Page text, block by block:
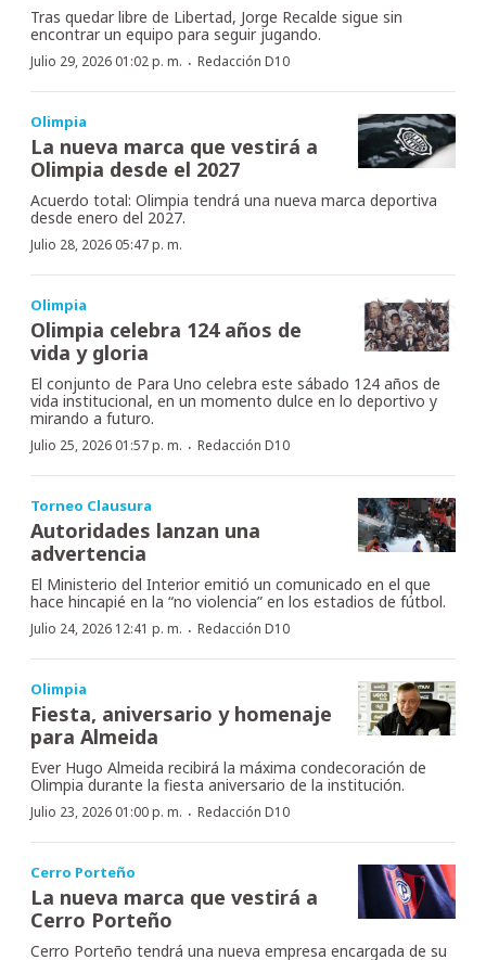
Tras quedar libre de Libertad, Jorge Recalde sigue sin
encontrar un equipo para seguir jugando.
Julio 29, 2026 01:02 p. m. · Redacción D10
Olimpia
La nueva marca que vestirá a
Olimpia desde el 2027
Acuerdo total: Olimpia tendrá una nueva marca deportiva
desde enero del 2027.
Julio 28, 2026 05:47 p. m.
Olimpia
Olimpia celebra 124 años de
vida y gloria
El conjunto de Para Uno celebra este sábado 124 años de
vida institucional, en un momento dulce en lo deportivo y
mirando a futuro.
Julio 25, 2026 01:57 p. m. · Redacción D10
Torneo Clausura
Autoridades lanzan una
advertencia
El Ministerio del Interior emitió un comunicado en el que
hace hincapié en la “no violencia” en los estadios de fútbol.
Julio 24, 2026 12:41 p. m. · Redacción D10
Olimpia
Fiesta, aniversario y homenaje
para Almeida
Ever Hugo Almeida recibirá la máxima condecoración de
Olimpia durante la fiesta aniversario de la institución.
Julio 23, 2026 01:00 p. m. · Redacción D10
Cerro Porteño
La nueva marca que vestirá a
Cerro Porteño
Cerro Porteño tendrá una nueva empresa encargada de su